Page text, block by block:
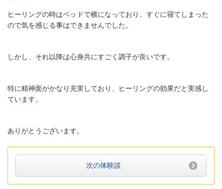
ヒーリングの時はベッドで横になっており、すぐに寝てしまった
ので気を感じる事はできませんでした。
しかし、それ以降は心身共にすごく調子が良いです。
特に精神面がかなり充実しており、ヒーリングの効果だと実感し
ています。
ありがとうございます。
次の体験談